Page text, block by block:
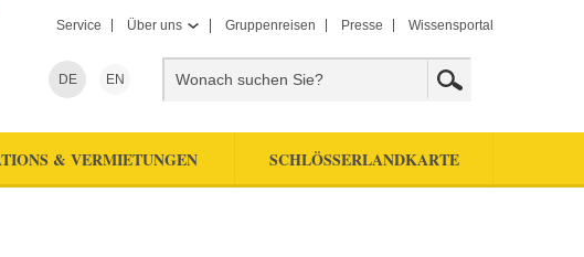
Service Über uns Gruppenreisen Presse Wissensportal
DE EN
& VERMIETUNGEN SCHLÖSSERLANDKARTE